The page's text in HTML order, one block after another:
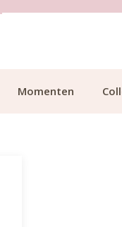
Momenten